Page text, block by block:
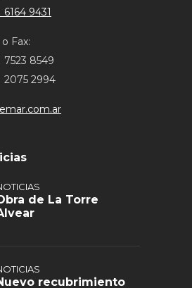
6164 9431
Fax:
7523 8549
2075 2994
de La Torre
recubrimiento